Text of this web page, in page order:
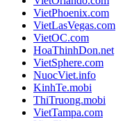
VietPhoenix.com
VietLasVegas.com
VietOC.com
HoaThinhDon.net
VietSphere.com
NuocViet.info
KinhTe.mobi
ThiTruong.mobi
VietTampa.com